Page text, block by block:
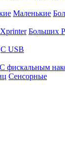
Маленькие
Xprinter Больших
С USB
С фискальным
Сенсорные